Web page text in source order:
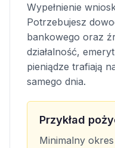
Wypełnienie
Potrzebujesz
bankowego oraz
działalność,
pieniądze trafiają
samego dnia.
Przykład
Minimalny